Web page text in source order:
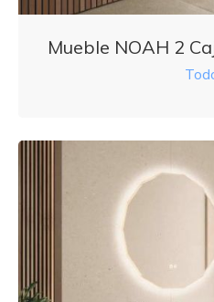
Mueble NOAH 2